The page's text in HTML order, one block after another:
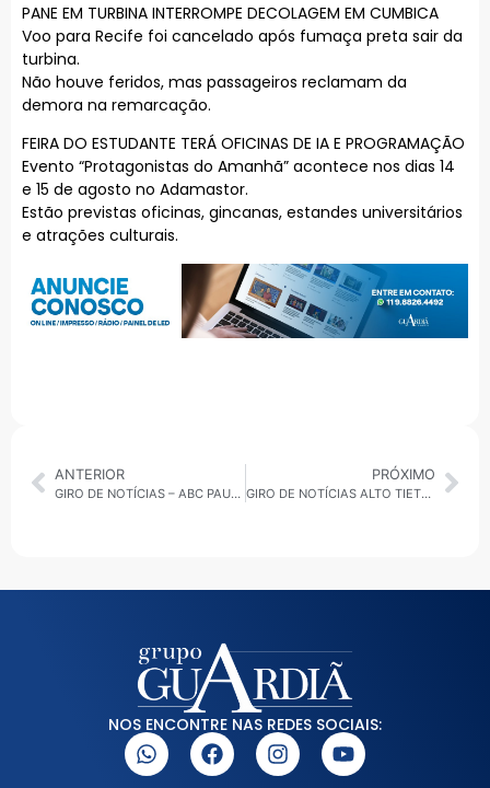
PANE EM TURBINA INTERROMPE DECOLAGEM EM CUMBICA
Voo para Recife foi cancelado após fumaça preta sair da
turbina.
Não houve feridos, mas passageiros reclamam da
demora na remarcação.
FEIRA DO ESTUDANTE TERÁ OFICINAS DE IA E PROGRAMAÇÃO
Evento “Protagonistas do Amanhã” acontece nos dias 14
e 15 de agosto no Adamastor.
Estão previstas oficinas, gincanas, estandes universitários
e atrações culturais.
ANTERIOR
GIRO DE NOTÍCIAS – ABC PAULISTA 31/07/2025
PRÓXIMO
GIRO DE NOTÍCIAS ALTO TIETÊ 31/07/2025
NOS ENCONTRE NAS REDES SOCIAIS: